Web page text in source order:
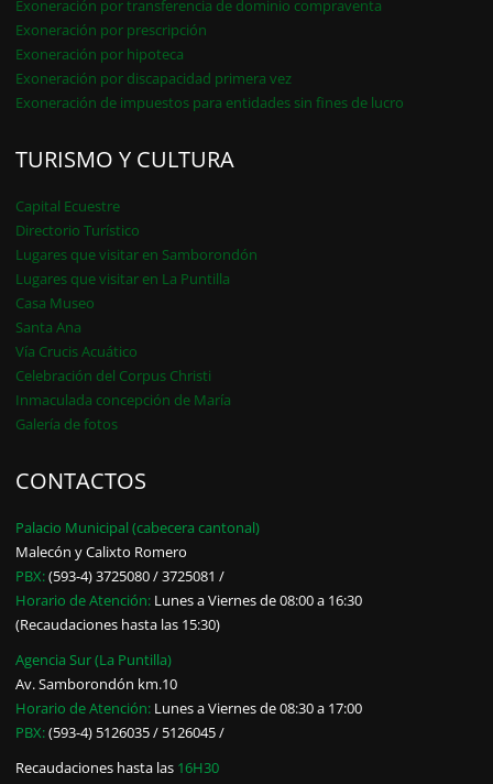
Exoneración por transferencia de dominio compraventa
Exoneración por prescripción
Exoneración por hipoteca
Exoneración por discapacidad primera vez
Exoneración de impuestos para entidades sin fines de lucro
TURISMO Y CULTURA
Capital Ecuestre
Directorio Turístico
Lugares que visitar en Samborondón
Lugares que visitar en La Puntilla
Casa Museo
Santa Ana
Vía Crucis Acuático
Celebración del Corpus Christi
Inmaculada concepción de María
Galería de fotos
CONTACTOS
Palacio Municipal (cabecera cantonal)
Malecón y Calixto Romero
PBX:(593-4) 3725080 / 3725081 /
Horario de Atención: Lunes a Viernes de 08:00 a 16:30
(Recaudaciones hasta las 15:30)
Agencia Sur (La Puntilla)
Av. Samborondón km.10
Horario de Atención: Lunes a Viernes de 08:30 a 17:00
PBX:(593-4) 5126035 / 5126045 /
Recaudaciones hasta las 16H30